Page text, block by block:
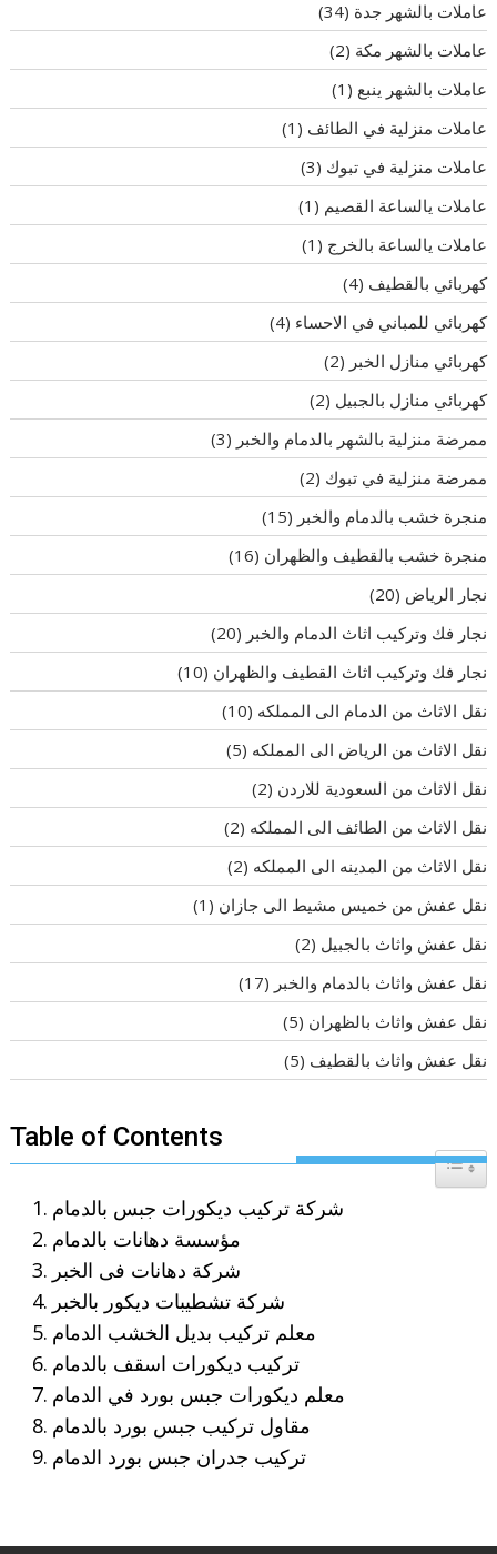
عاملات بالشهر جدة (34)
عاملات بالشهر مكة (2)
عاملات بالشهر ينبع (1)
عاملات منزلية في الطائف (1)
عاملات منزلية في تبوك (3)
عاملات يالساعة القصيم (1)
عاملات يالساعة بالخرج (1)
كهربائي بالقطيف (4)
كهربائي للمباني في الاحساء (4)
كهربائي منازل الخبر (2)
كهربائي منازل بالجبيل (2)
ممرضة منزلية بالشهر بالدمام والخبر (3)
ممرضة منزلية في تبوك (2)
منجرة خشب بالدمام والخبر (15)
منجرة خشب بالقطيف والظهران (16)
نجار الرياض (20)
نجار فك وتركيب اثاث الدمام والخبر (20)
نجار فك وتركيب اثاث القطيف والظهران (10)
نقل الاثاث من الدمام الى المملكه (10)
نقل الاثاث من الرياض الى المملكه (5)
نقل الاثاث من السعودية للاردن (2)
نقل الاثاث من الطائف الى المملكه (2)
نقل الاثاث من المدينه الى المملكه (2)
نقل عفش من خميس مشيط الى جازان (1)
نقل عفش واثاث بالجبيل (2)
نقل عفش واثاث بالدمام والخبر (17)
نقل عفش واثاث بالظهران (5)
نقل عفش واثاث بالقطيف (5)
Table of Contents
Toggle
شركة تركيب ديكورات جبس بالدمام
مؤسسة دهانات بالدمام
شركة دهانات فى الخبر
شركة تشطيبات ديكور بالخبر
معلم تركيب بديل الخشب الدمام
تركيب ديكورات اسقف بالدمام
معلم ديكورات جبس بورد في الدمام
مقاول تركيب جبس بورد بالدمام
تركيب جدران جبس بورد الدمام